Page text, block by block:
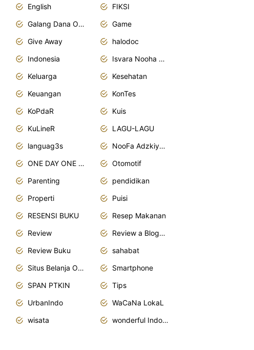
English
FIKSI
Galang Dana Online
Game
Give Away
halodoc
Indonesia
Isvara Nooha Mukhbita Zain
Keluarga
Kesehatan
Keuangan
KonTes
KoPdaR
Kuis
KuLineR
LAGU-LAGU
languag3s
NooFa Adzkiya Putri Zain
ONE DAY ONE POST
Otomotif
Parenting
pendidikan
Properti
Puisi
RESENSI BUKU
Resep Makanan
Review
Review a Blogger
Review Buku
sahabat
Situs Belanja Online
Smartphone
SPAN PTKIN
Tips
UrbanIndo
WaCaNa LokaL
wisata
wonderful Indonesia